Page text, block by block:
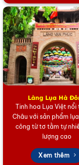
Làng Lụa Hà
Tinh hoa Lụa Việt nổi
Châu với sản phẩm
công từ tơ tằm tự
lượng cao
Xem thêm